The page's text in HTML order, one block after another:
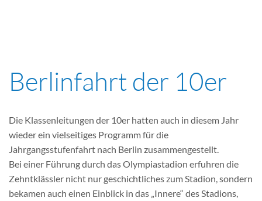
Berlinfahrt der 10er
Die Klassenleitungen der 10er hatten auch in diesem Jahr
wieder ein vielseitiges Programm für die
Jahrgangsstufenfahrt nach Berlin zusammengestellt.
Bei einer Führung durch das Olympiastadion erfuhren die
Zehntklässler nicht nur geschichtliches zum Stadion, sondern
bekamen auch einen Einblick in das „Innere“ des Stadions,